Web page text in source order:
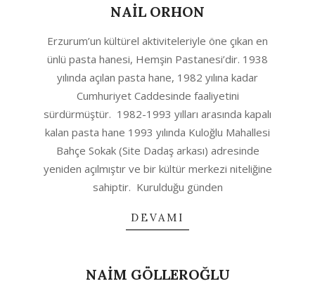
NAİL ORHON
08-
12
Erzurum’un kültürel aktiviteleriyle öne çıkan en
ünlü pasta hanesi, Hemşin Pastanesi’dir. 1938
yılında açılan pasta hane, 1982 yılına kadar
Cumhuriyet Caddesinde faaliyetini
sürdürmüştür. 1982-1993 yılları arasında kapalı
kalan pasta hane 1993 yılında Kuloğlu Mahallesi
Bahçe Sokak (Site Dadaş arkası) adresinde
yeniden açılmıştır ve bir kültür merkezi niteliğine
sahiptir. Kurulduğu günden
DEVAMI
NAİM GÖLLEROĞLU